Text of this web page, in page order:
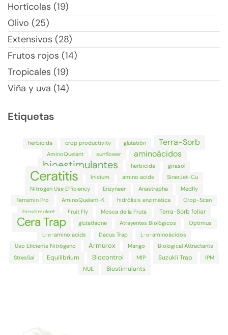
Hortícolas (19)
Olivo (25)
Extensivos (28)
Frutos rojos (14)
Tropicales (19)
Viña y uva (14)
Etiquetas
herbicida crop productivity glutatión Terra-Sorb
AminoQuelant sunflower aminoácidos
bioestimulantes herbicide girasol
Ceratitis Inicium amino acids
SinerJet-Cu
Nitrogen Use Efficiency
Enzyneer Anastrepha
Medfly
Terramin Pro
AminoQuelant-K hidrólisis enzimática
Crop-Scan
biostimulant
Fruit Fly Mosca de la Fruta Terra-Sorb foliar
Cera Trap glutathione Atrayentes Biológicos
Optimus
L-α-amino acids
Dacus Trap
L-α-aminoácidos
Uso Eficiente Nitrógeno
Armurox Mango
Biological Attractants
StresSal
Equilibrium Biocontrol MIP Suzukii Trap
IPM
NUE
Biostimulants